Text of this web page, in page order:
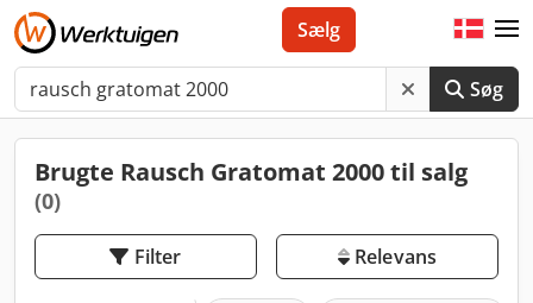
Søg
Sælg
Brugte Rausch Gratomat 2000 til salg
(0)
Filter Relevans